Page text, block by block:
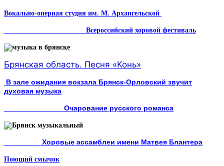
Вокально-оперная студия им. М. Архангельской
Всероссийский хоровой фестиваль
Брянская область. Песня «Конь»
В зале ожидания вокзала Брянск-Орловский звучит
духовая музыка
Очарование русского романса
Хоровые ассамблеи имени Матвея Блантера
Поющий смычок